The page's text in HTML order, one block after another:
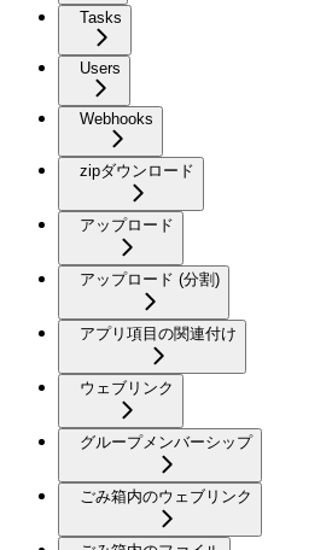
Tasks
Users
Webhooks
zipダウンロード
アップロード
アップロード (分割)
アプリ項目の関連付け
ウェブリンク
グループメンバーシップ
ごみ箱内のウェブリンク